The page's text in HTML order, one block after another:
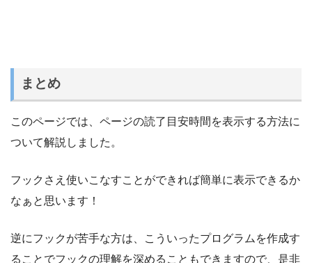
まとめ
このページでは、ページの読了目安時間を表示する方法に
ついて解説しました。
フックさえ使いこなすことができれば簡単に表示できるか
なぁと思います！
逆にフックが苦手な方は、こういったプログラムを作成す
ることでフックの理解を深めることもできますので、是非